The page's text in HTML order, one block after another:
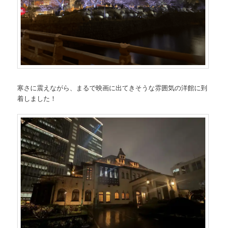
寒さに震えながら、まるで映画に出てきそうな雰囲気の洋館に到
着しました！